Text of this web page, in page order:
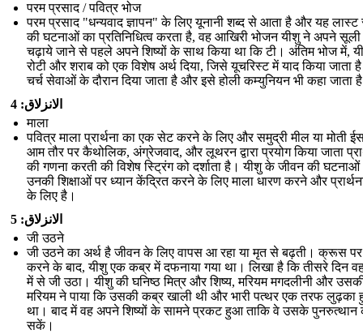
परम प्रसाद / पवित्र भोज
परम प्रसाद "धन्यवाद ज्ञापन" के लिए यूनानी शब्द से आता है और यह लास्ट
की घटनाओं का प्रतिनिधित्व करता है, वह आखिरी भोजन यीशु ने अपने सूली
चढ़ाये जाने से पहले अपने शिष्यों के साथ किया था कि टी। अंतिम भोज में,
रोटी और शराब को एक विशेष अर्थ दिया, जिसे यूचरिस्ट में याद किया जाता
चर्च सेवाओं के दौरान दिया जाता है और इसे होली कम्युनियन भी कहा जाता
الانزلاق: 4
माला
पवित्र माला प्रार्थना का एक सेट करने के लिए और समुद्री मील या मोती
आम तौर पर कैथोलिक, अंग्रेजवाद, और लूथरन द्वारा प्रयोग किया जाता
की गणना करती की विशेष स्ट्रिंग को दर्शाता है। यीशु के जीवन की
उनकी शिक्षाओं पर ध्यान केंद्रित करने के लिए माला धारण करने और
के लिए है।
الانزلاق: 5
जी उठने
जी उठने का अर्थ है जीवन के लिए वापस आ रहा या मृत से बढ़ती। क्रूस पर
करने के बाद, यीशु एक कब्र में दफनाया गया था। लिखा है कि तीसरे दिन
में से जी उठा। यीशु की घनिष्ठ मित्र और शिष्य, मरियम मगदलीनी और
मरियम ने पाया कि उसकी कब्र खाली थी और भारी पत्थर एक तरफ लुढ़का
था। बाद में वह अपने शिष्यों के सामने प्रकट हुआ ताकि वे उसके पुनरुत्थान
सकें।